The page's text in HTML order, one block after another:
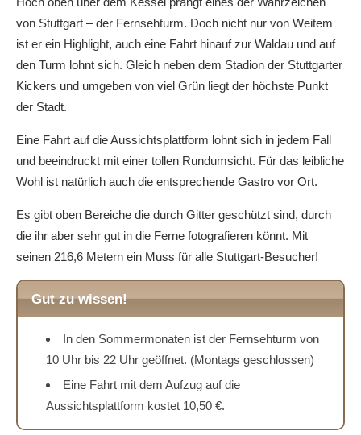
von Stuttgart – der Fernsehturm. Doch nicht nur von Weitem
ist er ein Highlight, auch eine Fahrt hinauf zur Waldau und auf
den Turm lohnt sich. Gleich neben dem Stadion der Stuttgarter
Kickers und umgeben von viel Grün liegt der höchste Punkt
der Stadt.
Eine Fahrt auf die Aussichtsplattform lohnt sich in jedem Fall
und beeindruckt mit einer tollen Rundumsicht. Für das leibliche
Wohl ist natürlich auch die entsprechende Gastro vor Ort.
Es gibt oben Bereiche die durch Gitter geschützt sind, durch
die ihr aber sehr gut in die Ferne fotografieren könnt. Mit
seinen 216,6 Metern ein Muss für alle Stuttgart-Besucher!
Gut zu wissen!
In den Sommermonaten ist der Fernsehturm von
10 Uhr bis 22 Uhr geöffnet. (Montags geschlossen)
Eine Fahrt mit dem Aufzug auf die
Aussichtsplattform kostet 10,50 €.